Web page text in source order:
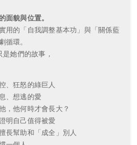
面貌與位置。
用的「自我調整基本功」與「關係藍
循環。
她們的故事，
、狂怒的綠巨人
、想逃的愛
，他何時才會長大？
明自己值得被愛
長幫助和「成全」別人